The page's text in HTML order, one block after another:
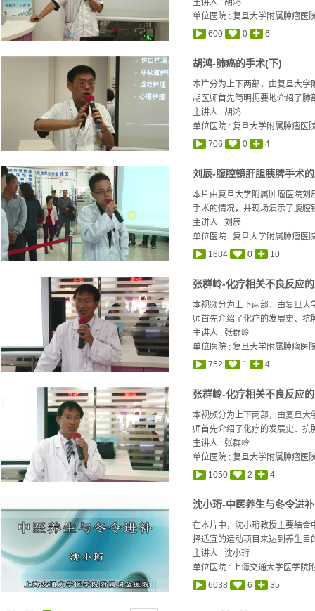
主讲人 :胡鸿
单位医院 : 复旦大学附属肿瘤医
600
0 6
胡鸿-肺癌的手术(下)
本片分为上下两部，由复旦大
胡医师首先简明扼要地介绍了肺
主讲人 :胡鸿
单位医院 : 复旦大学附属肿瘤医
706
0 4
刘辰-腹腔镜肝胆胰脾手术
本片由复旦大学附属肿瘤医院
手术的情况，并现场演示了腹腔
主讲人 :刘辰
单位医院 : 复旦大学附属肿瘤医
1684
0 10
张群岭-化疗相关不良反应
本视频分为上下两部，由复旦
师首先介绍了化疗的发展史、抗
主讲人 : 张群岭
单位医院 : 复旦大学附属肿瘤医
752
1 4
张群岭-化疗相关不良反应
本视频分为上下两部，由复旦
师首先介绍了化疗的发展史、抗
主讲人 : 张群岭
单位医院 : 复旦大学附属肿瘤医
1050
2 4
沈小珩-中医养生与冬令进补
在本片中，沈小珩教授主要结
择适宜的运动项目来达到养生目
主讲人 :沈小珩
单位医院 : 上海交通大学医学院
6038
6 35